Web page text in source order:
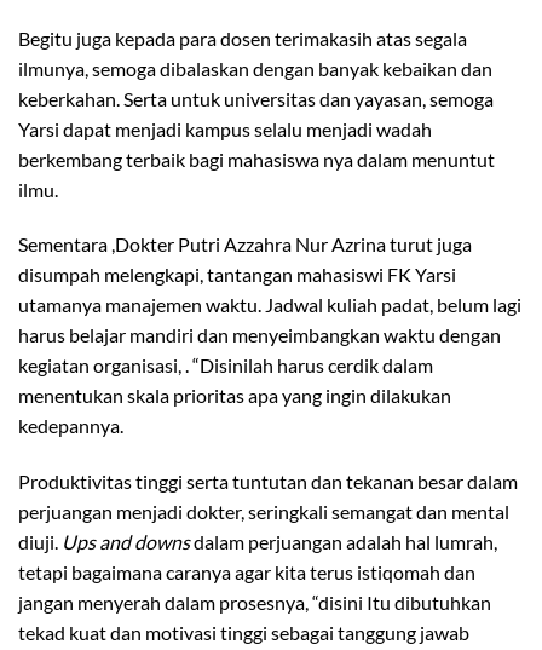
Begitu juga kepada para dosen terimakasih atas segala
ilmunya, semoga dibalaskan dengan banyak kebaikan dan
keberkahan. Serta untuk universitas dan yayasan, semoga
Yarsi dapat menjadi kampus selalu menjadi wadah
berkembang terbaik bagi mahasiswa nya dalam menuntut
ilmu.
Sementara ,Dokter Putri Azzahra Nur Azrina turut juga
disumpah melengkapi, tantangan mahasiswi FK Yarsi
utamanya manajemen waktu. Jadwal kuliah padat, belum lagi
harus belajar mandiri dan menyeimbangkan waktu dengan
kegiatan organisasi, . “Disinilah harus cerdik dalam
menentukan skala prioritas apa yang ingin dilakukan
kedepannya.
Produktivitas tinggi serta tuntutan dan tekanan besar dalam
perjuangan menjadi dokter, seringkali semangat dan mental
diuji. Ups and downsdalam perjuangan adalah hal lumrah,
tetapi bagaimana caranya agar kita terus istiqomah dan
jangan menyerah dalam prosesnya, “disini Itu dibutuhkan
tekad kuat dan motivasi tinggi sebagai tanggung jawab